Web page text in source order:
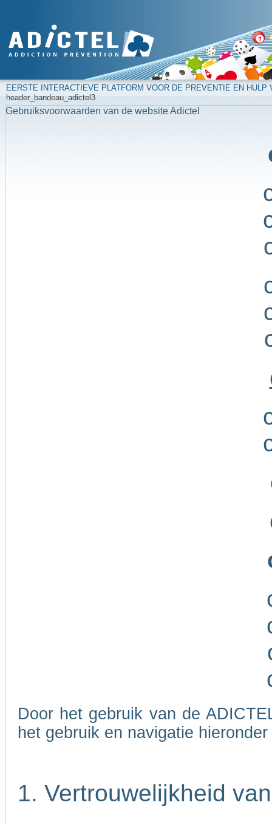
EERSTE INTERACTIEVE PLATFORM VOOR DE PREVENTIE EN HULP
header_bandeau_adictel3
Gebruiksvoorwaarden van de website Adictel
Door het gebruik van de
het gebruik en navigatie
1. Vertrouwelijkheid